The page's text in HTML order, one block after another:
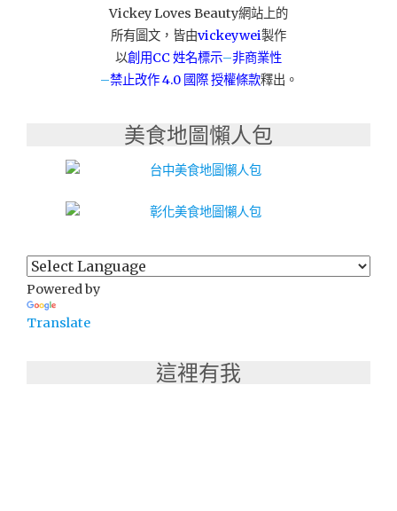
Vickey Loves Beauty網站上的
所有圖文，皆由vickeywei製作
以創用CC 姓名標示–非商業性
–禁止改作4.0 國際 授權條款釋出。
美食地圖懶人包
Powered by
Translate
這裡有我